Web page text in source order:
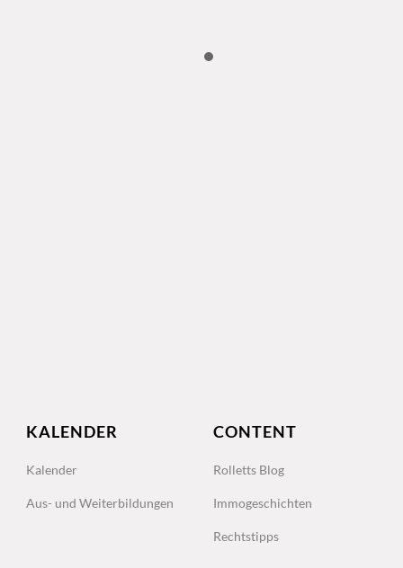
KALENDER
Kalender
Aus- und Weiterbildungen
CONTENT
Rolletts Blog
Immogeschichten
Rechtstipps